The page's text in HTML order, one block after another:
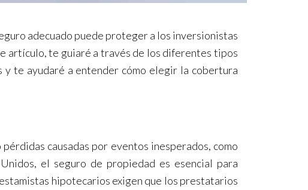
adecuado puede proteger a los inversionistas
artículo, te guiaré a través de los diferentes tipos
y te ayudaré a entender cómo elegir la cobertura
pérdidas causadas por eventos inesperados, como
el seguro de propiedad es esencial para
hipotecarios exigen que los prestatarios